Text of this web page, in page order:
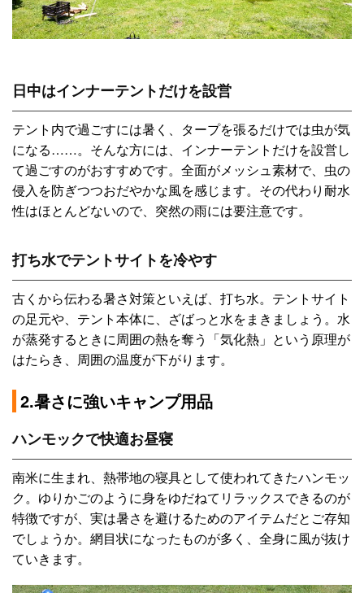
日中はインナーテントだけを設営
テント内で過ごすには暑く、タープを張るだけでは虫が気
になる……。そんな方には、インナーテントだけを設営し
て過ごすのがおすすめです。全面がメッシュ素材で、虫の
侵入を防ぎつつおだやかな風を感じます。その代わり耐水
性はほとんどないので、突然の雨には要注意です。
打ち水でテントサイトを冷やす
古くから伝わる暑さ対策といえば、打ち水。テントサイト
の足元や、テント本体に、ざばっと水をまきましょう。水
が蒸発するときに周囲の熱を奪う「気化熱」という原理が
はたらき、周囲の温度が下がります。
2.暑さに強いキャンプ用品
ハンモックで快適お昼寝
南米に生まれ、熱帯地の寝具として使われてきたハンモッ
ク。ゆりかごのように身をゆだねてリラックスできるのが
特徴ですが、実は暑さを避けるためのアイテムだとご存知
でしょうか。網目状になったものが多く、全身に風が抜け
ていきます。